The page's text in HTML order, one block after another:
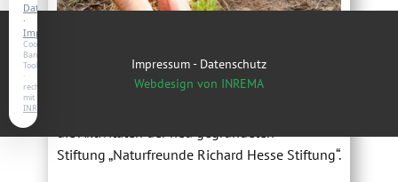
Stiftung „Naturfreunde Richard Hesse Stiftung“.
Impressum- Datenschutz
Webdesign von INREMA
Datenschutz
·
Impressum
Cookie-
Banner-
Tool
·
rechtssicher
mit
INREMA